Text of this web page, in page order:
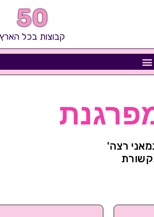
קבוצות בכל הארץ
50
רצה'